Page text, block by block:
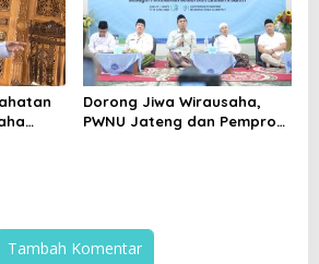
Dorong Jiwa Wirausaha,
PWNU Jateng dan Pemprov
Tambah Komentar